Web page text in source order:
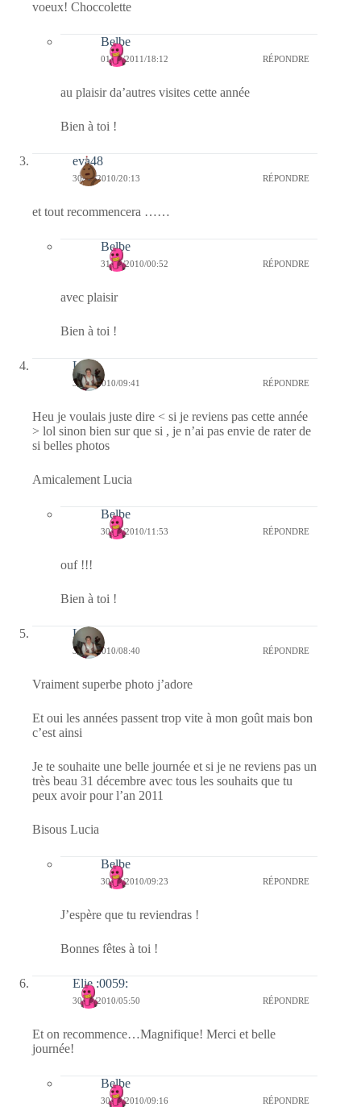
voeux! Choccolette
Belbe
01/01/2011/18:12 RÉPONDRE
au plaisir da’autres visites cette année
Bien à toi !
eva48
30/12/2010/20:13 RÉPONDRE
et tout recommencera ……
Belbe
31/12/2010/00:52 RÉPONDRE
avec plaisir
Bien à toi !
Lucia
30/12/2010/09:41 RÉPONDRE
Heu je voulais juste dire < si je reviens pas cette année
> lol sinon bien sur que si , je n’ai pas envie de rater de
si belles photos
Amicalement Lucia
Belbe
30/12/2010/11:53 RÉPONDRE
ouf !!!
Bien à toi !
Lucia
30/12/2010/08:40 RÉPONDRE
Vraiment superbe photo j’adore
Et oui les années passent trop vite à mon goût mais bon
c’est ainsi
Je te souhaite une belle journée et si je ne reviens pas un
très beau 31 décembre avec tous les souhaits que tu
peux avoir pour l’an 2011
Bisous Lucia
Belbe
30/12/2010/09:23 RÉPONDRE
J’espère que tu reviendras !
Bonnes fêtes à toi !
Elie :0059:
30/12/2010/05:50 RÉPONDRE
Et on recommence…Magnifique! Merci et belle
journée!
Belbe
30/12/2010/09:16 RÉPONDRE